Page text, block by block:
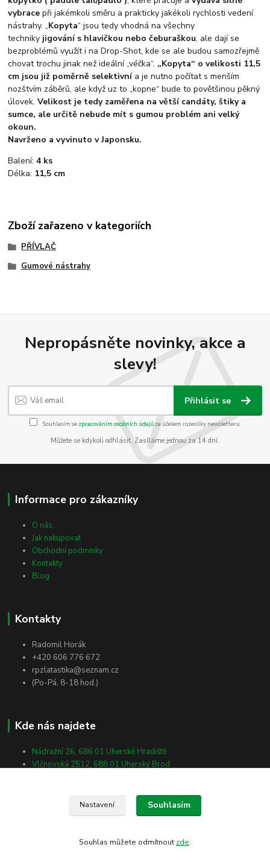
vybrace při jakémkoli směru a prakticky jakékoli rychlosti vedení
nástrahy. „Kopyta“ jsou tedy vhodná na všechny
techniky jigování s hlavičkou nebo čeburaškou, ale dají se
bezproblémů využít i na Drop-Shot, kde se ale budou samozřejmě
chovat trochu jinak než ideální „véčka“. „Kopyta“ o velikosti 11,5
cm jsou již poměrně selektivnía je nutno počítat s menším
nozštvím záběrů, ale když uz to „kopne“ bude to povětšinou pěkný
úlovek.Velikost je tedy zaměřena na větší candáty, štiky a
sumce, ale určitě nebude mít s gumou problém ani velký
okoun.
Navrženo a vyvinuto v Japonsku.
Balení:4 ks
Délka: 11,5 cm
Zboží zařazeno v kategoriích
PŘÍVLAČ
Gumové nástrahy
Nepropásněte novinky, akce a
slevy!
Přihlásit se
Souhlasím se zpracováním osobních údajůza účelem rozesílky newsletteru.
Můžete se kdykoli odhlásit. Zasíláme jednou za 14 dní.
Informace pro zákazníky
O nás
Jak nakupovat
Obchodní podmínky
Kontakty
Blog
Kontakty
Radomil Horák
+420 606 776 672
rpzlatastika@seznam.cz
(Po-Pá, 8-18 hod.)
Kde nás najdete
Nádražní 26, 686 01 Uherské Hradiště
Vlčnovská 2512, 688 01 Uherský Brod
Nastavení Souhlasím
Souhlas můžete odmítnout zde.